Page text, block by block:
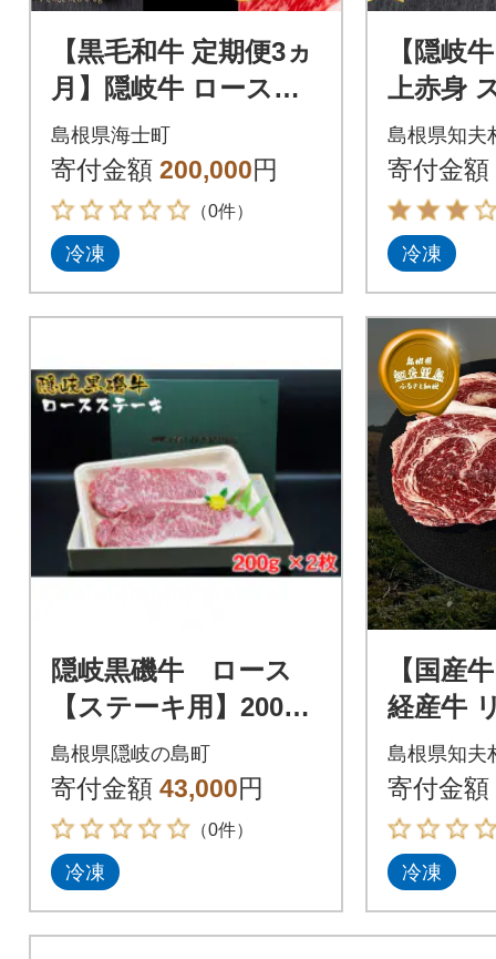
【黒毛和牛 定期便3ヵ
月】隠岐牛 ロース尽
くし
島根県海士町
寄付金額 200,000円
（0件）
冷凍
【隠岐
上赤身
ト400g
育ちの
和牛 隠
島根県知夫
寄付金額
冷凍
隠岐黒磯牛 ロース
【ステーキ用】200g×
2枚 1102
島根県隠岐の島町
寄付金額 43,000円
（0件）
冷凍
【国産
経産牛
テーキ
島根県知夫
寄付金額
冷凍